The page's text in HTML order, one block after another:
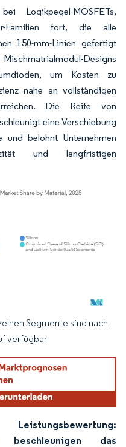
Logikpegel-MOSFETs,
Familien fort, die alle
150-mm-Linien gefertigt
Designs
um Kosten zu
nahe an vollständigen
Die Reife von
eine Verschiebung
und belohnt Unternehmen
und langfristigen
erfordert Namensnennung
Segmente sind nach
verfügbar
beschleunigen das